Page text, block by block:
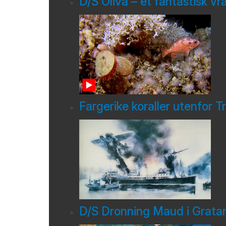
Fargerike koraller utenfor
D/S Dronning Maud i